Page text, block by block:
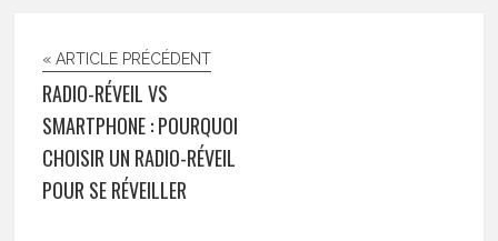
« ARTICLE PRÉCÉDENT
RADIO-RÉVEIL VS
SMARTPHONE : POURQUOI
CHOISIR UN RADIO-RÉVEIL
POUR SE RÉVEILLER